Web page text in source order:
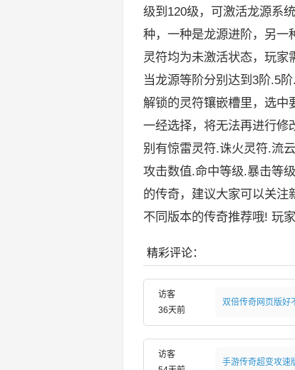
级到120级，可激活龙源系
种，一种是龙源进阶，另一
灵符均为未激活状态，玩家
当龙源等阶分别达到3阶.5
解锁的灵符镶嵌槽里，选中
一经选择，将无法再进行修
别有惊雷灵符.诛火灵符.流
攻击数值.命中等级.暴击等
的传奇，建议大家可以关注
不同版本的传奇推荐哦! 玩
精彩评论：
访客
36天前
双倍传奇网页版好
访客
手游传奇超变攻速